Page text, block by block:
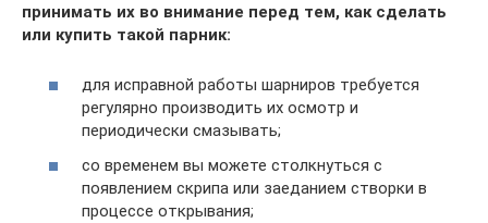
принимать их во внимание перед тем, как сделать
или купить такой парник:
для исправной работы шарниров требуется
регулярно производить их осмотр и
периодически смазывать;
со временем вы можете столкнуться с
появлением скрипа или заеданием створки в
процессе открывания;